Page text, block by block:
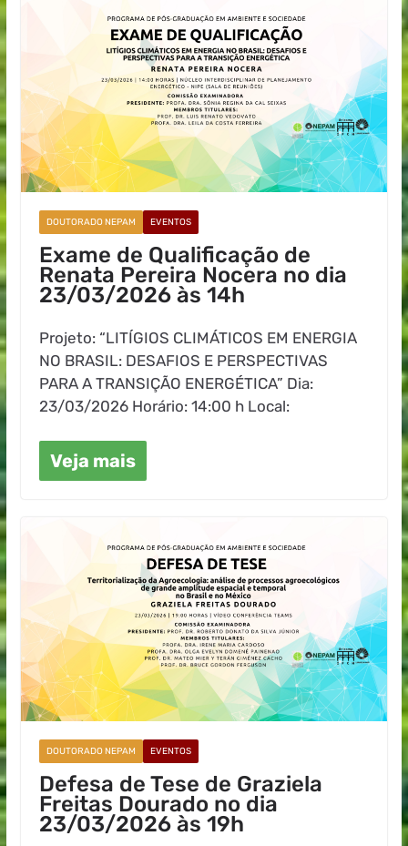
DOUTORADO NEPAM EVENTOS
Exame de Qualificação de
Renata Pereira Nocera no dia
23/03/2026 às 14h
Projeto: “LITÍGIOS CLIMÁTICOS EM ENERGIA
NO BRASIL: DESAFIOS E PERSPECTIVAS
PARA A TRANSIÇÃO ENERGÉTICA” Dia:
23/03/2026 Horário: 14:00 h Local:
Veja mais
DOUTORADO NEPAM EVENTOS
Defesa de Tese de Graziela
Freitas Dourado no dia
23/03/2026 às 19h